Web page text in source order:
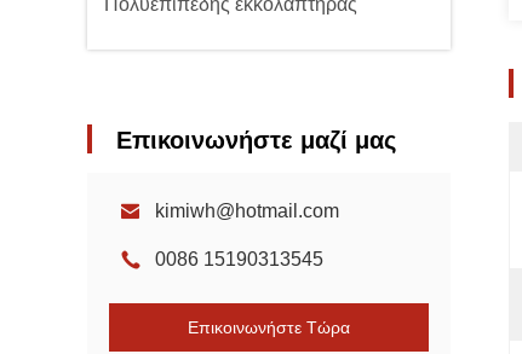
Πολυεπίπεδης εκκολαπτήρας
Επικοινωνήστε μαζί μας
kimiwh@hotmail.com
0086 15190313545
Επικοινωνήστε Τώρα